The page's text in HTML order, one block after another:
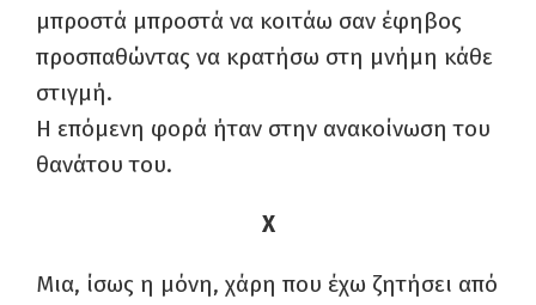
μπροστά μπροστά να κοιτάω σαν έφηβος
προσπαθώντας να κρατήσω στη μνήμη κάθε
στιγμή.
Η επόμενη φορά ήταν στην ανακοίνωση του
θανάτου του.
Χ
Μια, ίσως η μόνη, χάρη που έχω ζητήσει από